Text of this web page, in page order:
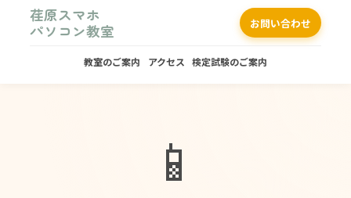
荏原スマホ
パソコン教室
教室のご案内 アクセス 検定試験のご案内
お問い合わせ
📱